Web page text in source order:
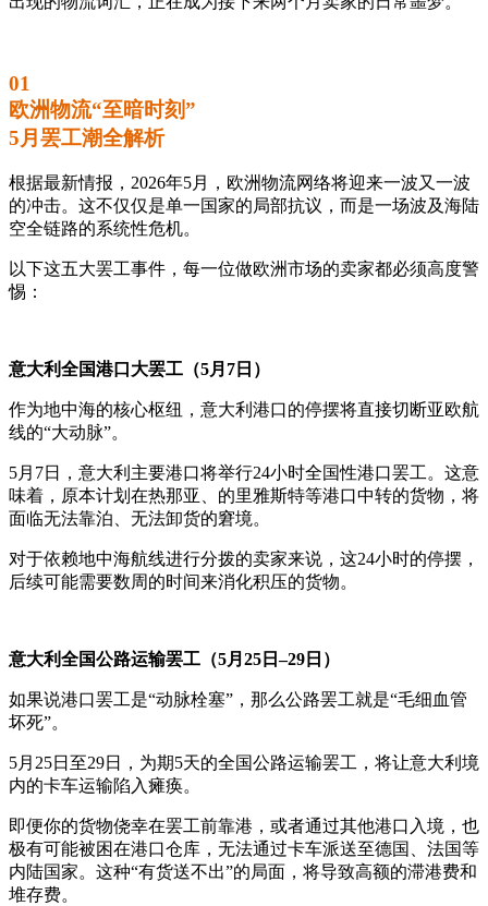
01
欧洲物流“至暗时刻”
5月罢工潮全解析
根据最新情报，2026年5月，欧洲物流网络将迎来一波又一波
的冲击。这不仅仅是单一国家的局部抗议，而是一场波及海陆
空全链路的系统性危机。
以下这五大罢工事件，每一位做欧洲市场的卖家都必须高度警
惕：
意大利全国港口大罢工（5月7日）
作为地中海的核心枢纽，意大利港口的停摆将直接切断亚欧航
线的“大动脉”。
5月7日，意大利主要港口将举行24小时全国性港口罢工。这意
味着，原本计划在热那亚、的里雅斯特等港口中转的货物，将
面临无法靠泊、无法卸货的窘境。
对于依赖地中海航线进行分拨的卖家来说，这24小时的停摆，
后续可能需要数周的时间来消化积压的货物。
意大利全国公路运输罢工（5月25日–29日）
如果说港口罢工是“动脉栓塞”，那么公路罢工就是“毛细血管
坏死”。
5月25日至29日，为期5天的全国公路运输罢工，将让意大利境
内的卡车运输陷入瘫痪。
即便你的货物侥幸在罢工前靠港，或者通过其他港口入境，也
极有可能被困在港口仓库，无法通过卡车派送至德国、法国等
内陆国家。这种“有货送不出”的局面，将导致高额的滞港费和
堆存费。